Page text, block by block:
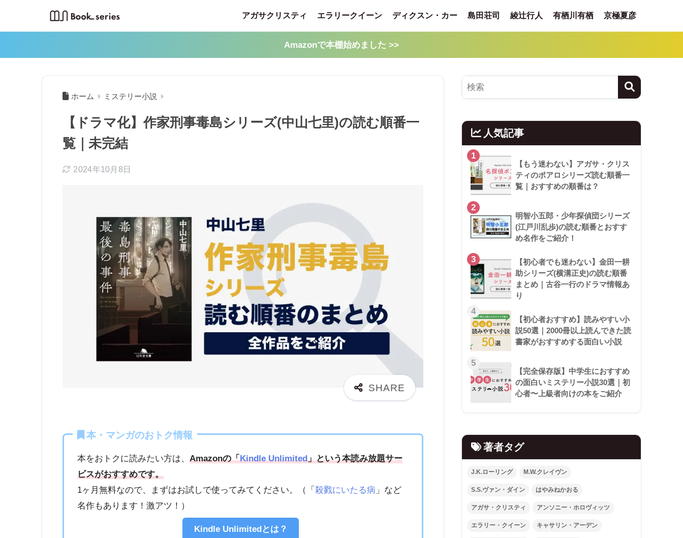
アガサクリスティ エラリークイーン ディクスン・カー 島田荘司 綾辻行人 有栖川有栖 京極夏彦
Amazonで本棚始めました >>
ホーム ミステリー小説
【ドラマ化】作家刑事毒島シリーズ(中山七里)の読む順番一
覧｜未完結
2024年10月8日
本・マンガのおトク情報
本をおトクに読みたい方は、 Amazonの「Kindle Unlimited」という本読み放題サー
ビスがおすすめです。
1ヶ月無料なので、まずはお試しで使ってみてください。（「 殺戮にいたる病 」など
名作もあります！激アツ！）
Kindle Unlimitedとは？
人気記事
1
【もう迷わない】アガサ・クリス
ティのポアロシリーズ読む順番一
覧｜おすすめの順番は？
2
明智小五郎・少年探偵団シリーズ
(江戸川乱歩)の読む順番とおすす
め名作をご紹介！
3
【初心者でも迷わない】金田一耕
助シリーズ(横溝正史)の読む順番
まとめ｜古谷一行のドラマ情報あ
り
4
【初心者おすすめ】読みやすい小
説50選｜2000冊以上読んできた読
書家がおすすめする面白い小説
5
【完全保存版】中学生におすすめ
の面白いミステリー小説30選｜初
心者〜上級者向けの本をご紹介
著者タグ
J.K.ローリング M.W.クレイヴン
S.S.ヴァン・ダイン はやみねかおる
アガサ・クリスティ アンソニー・ホロヴィッツ
エラリー・クイーン キャサリン・アーデン